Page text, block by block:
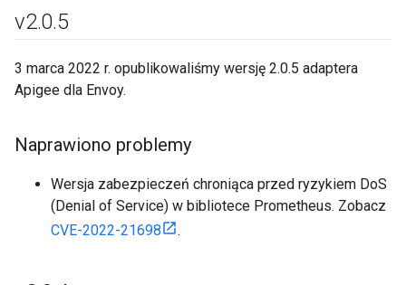
v2.0.5
3 marca 2022 r. opublikowaliśmy wersję 2.0.5 adaptera
Apigee dla Envoy.
Naprawiono problemy
Wersja zabezpieczeń chroniąca przed ryzykiem DoS
(Denial of Service) w bibliotece Prometheus. Zobacz
CVE-2022-21698
.